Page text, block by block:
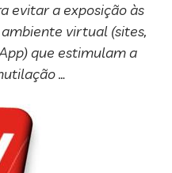
evitar a exposição às
ambiente virtual (sites,
que estimulam a
…